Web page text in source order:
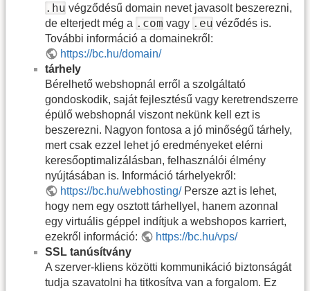
.hu végződésű domain nevet javasolt beszerezni,
de elterjedt még a .com vagy .eu véződés is.
További információ a domainekről:
https://bc.hu/domain/
tárhely
Bérelhető webshopnál erről a szolgáltató
gondoskodik, saját fejlesztésű vagy keretrendszerre
épülő webshopnál viszont nekünk kell ezt is
beszerezni. Nagyon fontosa a jó minőségű tárhely,
mert csak ezzel lehet jó eredményeket elérni
keresőoptimalizálásban, felhasználói élmény
nyújtásában is. Információ tárhelyekről:
https://bc.hu/webhosting/ Persze azt is lehet,
hogy nem egy osztott tárhellyel, hanem azonnal
egy virtuális géppel indítjuk a webshopos karriert,
ezekről információ:
https://bc.hu/vps/
SSL tanúsítvány
A szerver-kliens közötti kommunikáció biztonságát
tudja szavatolni ha titkosítva van a forgalom. Ez